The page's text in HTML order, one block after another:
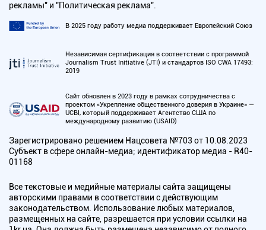
рекламы" и "Политическая реклама".
В 2025 году работу медиа поддерживает Европейский Союз
Независимая сертификация в соответствии с программой
Journalism Trust Initiative (JTI) и стандартов ISO CWA 17493:
2019
Сайт обновлен в 2023 году в рамках сотрудничества с
проектом «Укрепление общественного доверия в Украине» —
UCBI, который поддерживает Агентство США по
международному развитию (USAID)
Зарегистрировано решением Нацсовета №703 от 10.08.2023
Субъект в сфере онлайн-медиа; идентификатор медиа - R40-
01168
Все текстовые и медийные материалы сайта защищены
авторскими правами в соответствии с действующим
законодательством. Использование любых материалов,
размещенных на сайте, разрешается при условии ссылки на